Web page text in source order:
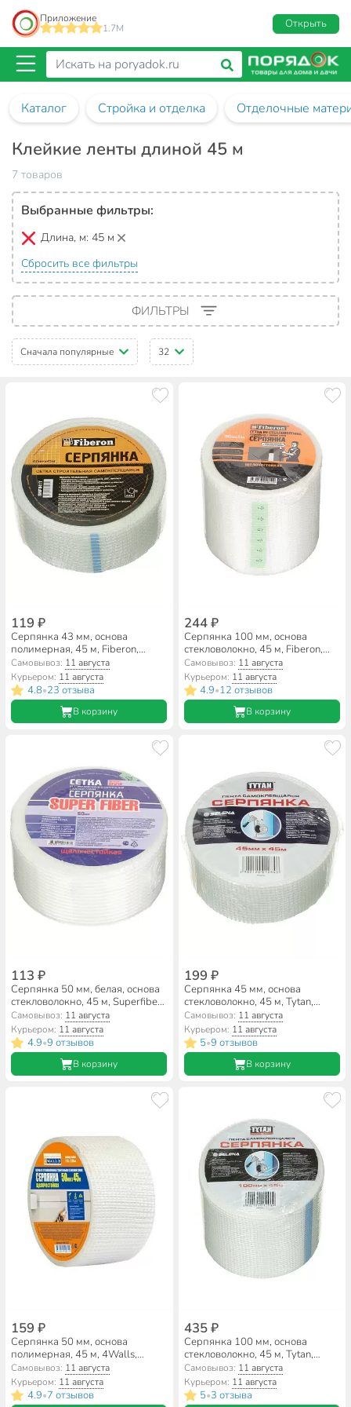
Приложение
1.7M
Открыть
Каталог Стройка и отделка Отделочные
Клейкие ленты длиной 45 м
7 товаров
Выбранные фильтры:
Длина, м: 45 м
Сбросить все фильтры
ФИЛЬТРЫ
Сначала популярные 32
119 ₽
Серпянка 43 мм, основа
полимерная, 45 м, Fiberon,
самоклеющаяся, SMF041T/54
Самовывоз: 11 августа
Курьером: 11 августа
4.8•23 отзыва
В корзину
244 ₽
Серпянка 100 мм, основа
стекловолокно, 45 м, Fiberon,
самоклеющаяся, SМF226Т
Самовывоз: 11 августа
Курьером: 11 августа
4.9•12 отзывов
В корзину
113 ₽
Серпянка 50 мм, белая, основа
стекловолокно, 45 м, Superfiber,
самоклеющаяся, SFT004A/
SF045
Самовывоз: 11 августа
Курьером: 11 августа
4.9•9 отзывов
В корзину
199 ₽
Серпянка 45 мм, основа
стекловолокно, 45 м, Tytan,
Professional, лента
самоклеющаяся, 84218
Самовывоз: 11 августа
Курьером: 11 августа
5•9 отзывов
В корзину
159 ₽
Серпянка 50 мм, основа
полимерная, 45 м, 4Walls,
самоклеющаяся, SMF103T
Самовывоз: 11 августа
Курьером: 11 августа
4.9•7 отзывов
435 ₽
Серпянка 100 мм, основа
стекловолокно, 45 м, Tytan,
Professional, самоклеющаяся,
84188
Самовывоз: 11 августа
Курьером: 11 августа
5•3 отзыва